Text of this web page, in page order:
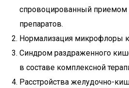
спровоцированный приемом
препаратов.
Нормализация микрофлоры
Синдром раздраженного
в составе комплексной
Расстройства желудочно-